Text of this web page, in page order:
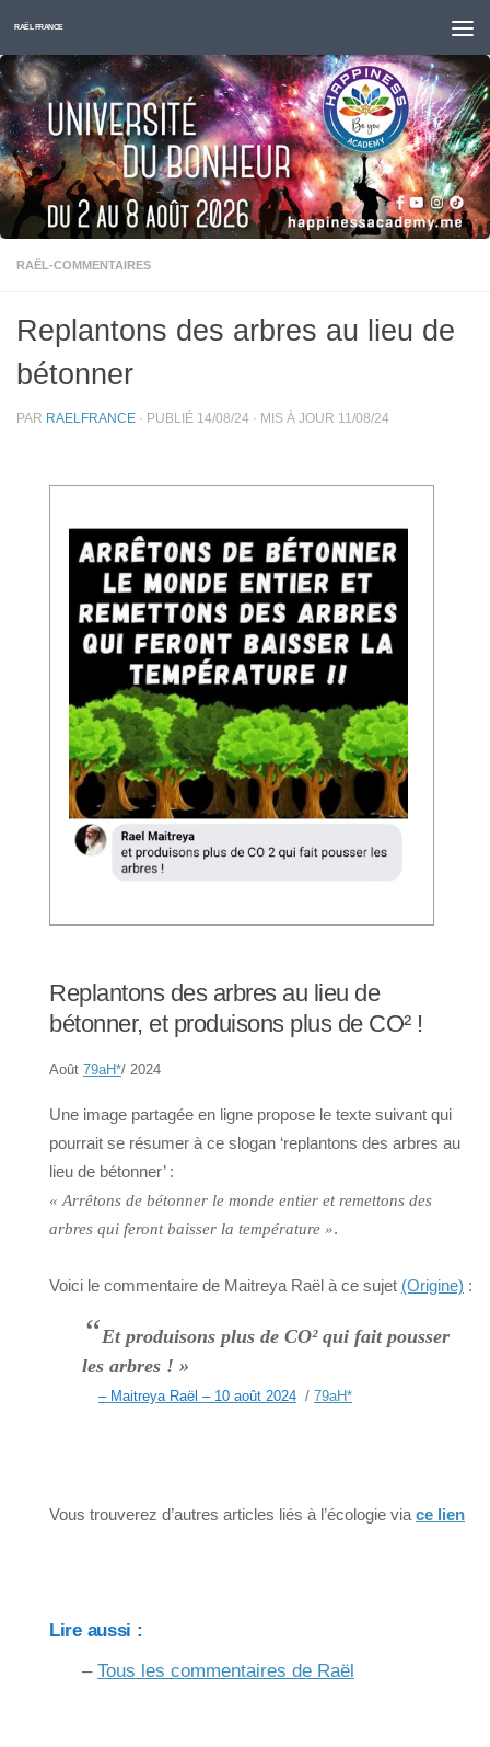
Skip to content
RAËL FRANCE
RAËL-COMMENTAIRES
Replantons des arbres au lieu de
bétonner
PAR RAELFRANCE · PUBLIÉ 14/08/24 · MIS À JOUR 11/08/24
Replantons des arbres au lieu de
bétonner, et produisons plus de CO² !
Août 79aH*/ 2024
Une image partagée en ligne propose le texte suivant qui
pourrait se résumer à ce slogan ‘replantons des arbres au
lieu de bétonner’ :
« Arrêtons de bétonner le monde entier et remettons des
arbres qui feront baisser la température ».
Voici le commentaire de Maitreya Raël à ce sujet (Origine) :
“Et produisons plus de CO² qui fait pousser
les arbres ! »
– Maitreya Raël – 10 août 2024 / 79aH*
Vous trouverez d’autres articles liés à l’écologie via ce lien
Lire aussi :
– Tous les commentaires de Raël